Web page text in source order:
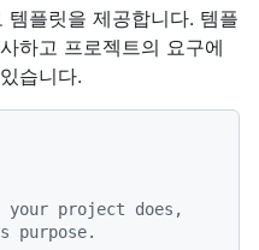
플릿을 제공합니다. 템플
하고 프로젝트의 요구에
습니다.
your project does,
purpose.